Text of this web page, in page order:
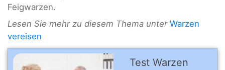
Feigwarzen.
Lesen Sie mehr zu diesem Thema unter Warzen
vereisen
Test Warzen